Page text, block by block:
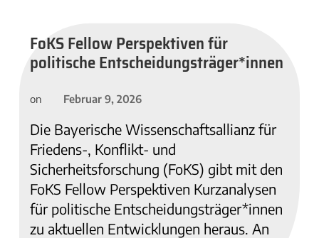
FoKS Fellow Perspektiven für
politische Entscheidungsträger*innen
on Februar 9, 2026
Die Bayerische Wissenschaftsallianz für
Friedens-, Konflikt- und
Sicherheitsforschung (FoKS) gibt mit den
FoKS Fellow Perspektiven Kurzanalysen
für politische Entscheidungsträger*innen
zu aktuellen Entwicklungen heraus. An